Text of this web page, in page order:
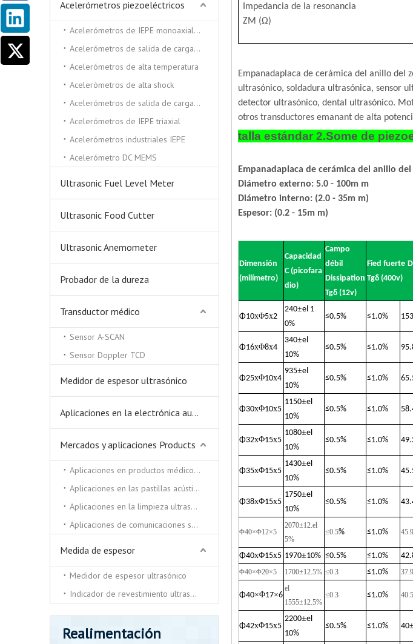
Acelerómetros piezoeléctricos
Acelerómetros de IEPE monoaxiales
Acelerómetros de salida de carga triaxial
Acelerómetros de alta temperatura
Acelerómetros de alta shock
Acelerómetros de salida de carga monocial
Acelerómetros de IEPE triaxial
Acelerómetros industriales IEPE
Acelerómetro DC MEMS
Ultrasonic Fuel Level Meter
Ultrasonic Food Cutter
Ultrasonic Anemometer
Probador de la dureza
Transductor médico
Sensor A-SCAN
Sensor Doppler TCD
Medidor de espesor ultrasónico
Aplicaciones en la electrónica automática.
Mercados y aplicaciones Products
Aplicaciones en productos médicos y de belleza.
Aplicaciones en las pastillas acústicas.
Aplicaciones en la limpieza ultrasónica y soldadora ultrasónica.
Aplicaciones de comunicaciones submarinas.
Medida de espesor
Medidor de espesor ultrasónico
Indicador de revestimiento ultrasónico
Realimentación
Impedancia de la resonancia
ZM (Ω)
Empanadaplaca de cerámica del anillo del
ultrasónico, soldadura ultrasónica, sensor
detector ultrasónico, dental ultrasónico.
otros transductores emanant de alta
talla estándar 2.Some de
Empanadaplaca de cerámica del anillo del
Diámetro externo: 5.0 - 100m m
Diámetro interno: (2.0 - 35m m)
Espesor: (0.2 - 15m m)
Dimensión
(milímetro)
Capacidad
C (picofara
dio)
Campo
débil
Dissipation
Tgδ (12v)
Fied fuerte
Tgδ (400v)
Φ10xΦ5x2
240±el 1
0%
≤0.5% ≤1.0% 153
Φ16xΦ8x4
340±el
10%
≤0.5% ≤1.0%
Φ25xΦ10x4
935±el
10%
≤0.5% ≤1.0%
Φ30xΦ10x5
1150±el
10%
≤0.5% ≤1.0%
Φ32xΦ15x5
1080±el
10%
≤0.5% ≤1.0%
Φ35xΦ15x5
1430±el
10%
≤0.5% ≤1.0%
Φ38xΦ15x5
1750±el
10%
≤0.5% ≤1.0%
Φ40×Φ12×5
2070±12.el
5%
≤0.5% ≤1.0% 45.9
Φ40xΦ15x5 1970±10% ≤0.5% ≤1.0%
Φ40×Φ20×5 1700±12.5% ≤0.3 ≤1.0% 37.9
Φ40×Φ17×6
el
1555±12.5%
≤0.3 ≤1.0% 40.5
Φ42xΦ15x5
2200±el
10%
≤0.5% ≤1.0% 40±